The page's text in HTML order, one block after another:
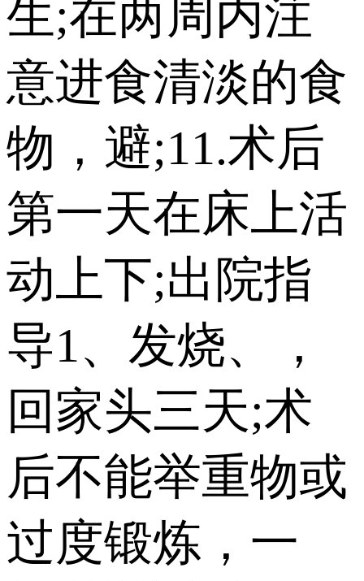
生;在两周内注
意进食清淡的食
物，避;11.术后
第一天在床上活
动上下;出院指
导1、发烧、，
回家头三天;术
后不能举重物或
过度锻炼，一